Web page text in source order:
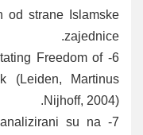
od strane Islamske
zajednice.
6-
Freedom of
(Leiden, Martinus
Nijhoff, 2004).
7-
su na